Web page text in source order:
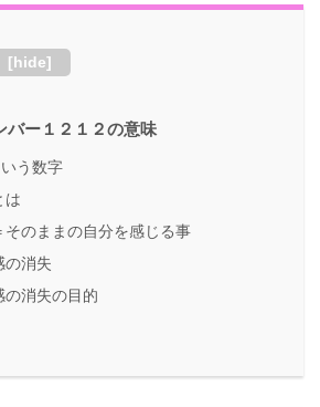
[hide]
バー１２１２の意味
う数字
は
そのままの自分を感じる事
の消失
の消失の目的